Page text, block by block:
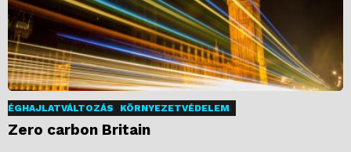
ÉGHAJLATVÁLTOZÁS KÖRNYEZETVÉDELEM
Zero carbon Britain